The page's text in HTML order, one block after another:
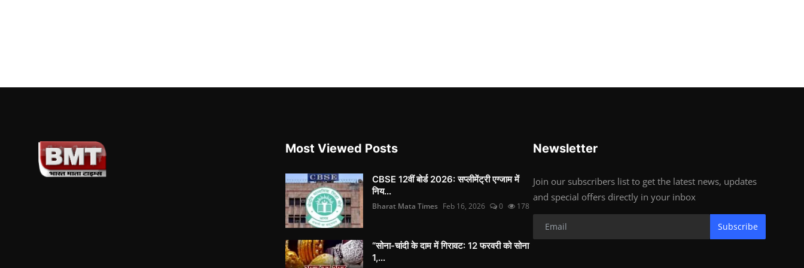
Most Viewed Posts
CBSE 12वीं बोर्ड 2026: सप्लीमेंट्री एग्जाम में
निय...
Bharat Mata Times Feb 16, 2026 0 178
“सोना-चांदी के दाम में गिरावट: 12 फरवरी को सोना
1,...
Newsletter
Join our subscribers list to get the latest news, updates
and special offers directly in your inbox
Subscribe